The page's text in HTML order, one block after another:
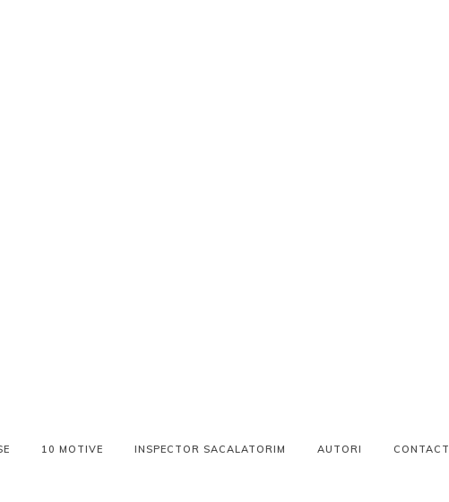
10 MOTIVE INSPECTOR SACALATORIM AUTORI CONTACT